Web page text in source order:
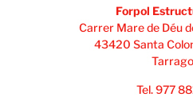
Forpol
Carrer Mare de Déu
43420 Santa
Tel. 977